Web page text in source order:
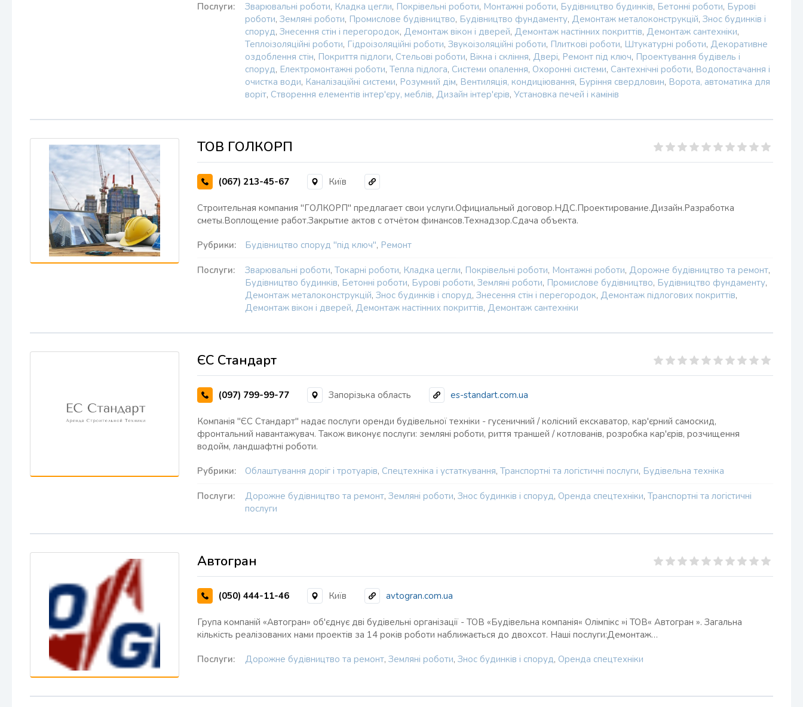
Послуги: Зварювальні роботи, Кладка цегли, Покрівельні роботи, Монтажні роботи, Будівництво будинків, Бетонні роботи, Бурові
роботи, Земляні роботи, Промислове будівництво, Будівництво фундаменту, Демонтаж металоконструкцій, Знос будинків і
споруд, Знесення стін і перегородок, Демонтаж вікон і дверей, Демонтаж настінних покриттів, Демонтаж сантехніки,
Теплоізоляційні роботи, Гідроізоляційні роботи, Звукоізоляційні роботи, Плиткові роботи, Штукатурні роботи, Декоративне
оздоблення стін, Покриття підлоги, Стельові роботи, Вікна і скління, Двері, Ремонт під ключ, Проектування будівель і
споруд, Електромонтажні роботи, Тепла підлога, Системи опалення, Охоронні системи, Сантехнічні роботи, Водопостачання і
очистка води, Каналізаційні системи, Розумний дім, Вентиляція, кондиціювання, Буріння свердловин, Ворота, автоматика для
воріт, Створення елементів інтер'єру, меблів, Дизайн інтер'єрів, Установка печей і камінів
ТОВ ГОЛКОРП
(067) 213-45-67 Київ
Строительная компания "ГОЛКОРП" предлагает свои услуги.Официальный договор.НДС.Проектирование.Дизайн.Разработка
сметы.Воплощение работ.Закрытие актов с отчётом финансов.Технадзор.Сдача объекта.
Рубрики: Будівництво споруд "під ключ", Ремонт
Послуги: Зварювальні роботи, Токарні роботи, Кладка цегли, Покрівельні роботи, Монтажні роботи, Дорожне будівництво та ремонт,
Будівництво будинків, Бетонні роботи, Бурові роботи, Земляні роботи, Промислове будівництво, Будівництво фундаменту,
Демонтаж металоконструкцій, Знос будинків і споруд, Знесення стін і перегородок, Демонтаж підлогових покриттів,
Демонтаж вікон і дверей, Демонтаж настінних покриттів, Демонтаж сантехніки
ЄС Стандарт
(097) 799-99-77 Запорізька область es-standart.com.ua
Компанія "ЄС Стандарт" надає послуги оренди будівельної техніки - гусеничний / колісний екскаватор, кар'єрний самоскид,
фронтальний навантажувач. Також виконує послуги: земляні роботи, риття траншей / котлованів, розробка кар'єрів, розчищення
водойм, ландшафтні роботи.
Рубрики: Облаштування доріг і тротуарів, Спецтехніка і устаткування, Транспортні та логістичні послуги, Будівельна техніка
Послуги: Дорожне будівництво та ремонт, Земляні роботи, Знос будинків і споруд, Оренда спецтехніки, Транспортні та логістичні
послуги
Автогран
(050) 444-11-46 Київ avtogran.com.ua
Група компаній «Автогран» об'єднує дві будівельні організації - ТОВ «Будівельна компанія« Олімпікс »і ТОВ« Автогран ». Загальна
кількість реалізованих нами проектів за 14 років роботи наближається до двохсот. Наші послуги:Демонтаж…
Послуги: Дорожне будівництво та ремонт, Земляні роботи, Знос будинків і споруд, Оренда спецтехніки